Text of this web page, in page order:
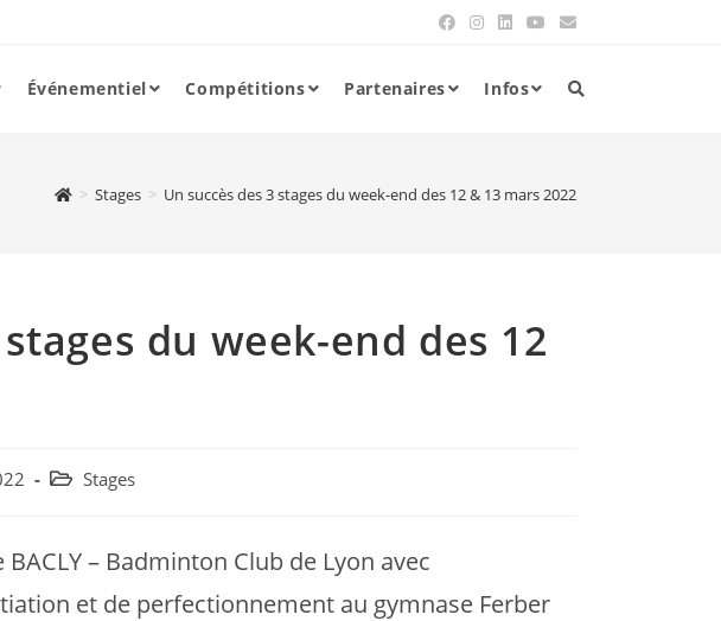
Événementiel Compétitions Partenaires Infos
> Stages > Un succès des 3 stages du week-end des 12 & 13 mars 2022
du week-end des 12
Post Stages
– Badminton Club de Lyon avec
et de perfectionnement au gymnase Ferber